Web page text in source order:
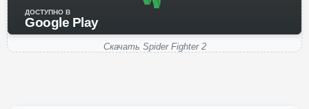
ДОСТУПНО В
Google Play
Скачать Spider Fighter 2